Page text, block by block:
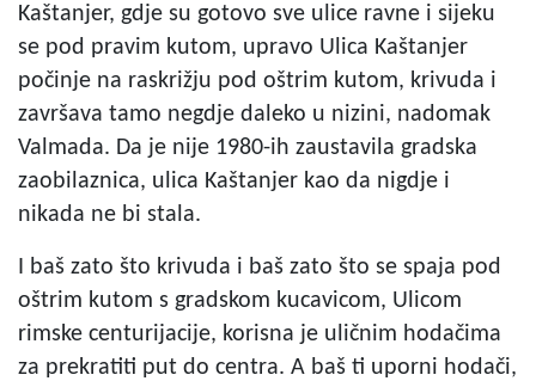
Kaštanjer, gdje su gotovo sve ulice ravne i sijeku
se pod pravim kutom, upravo Ulica Kaštanjer
počinje na raskrižju pod oštrim kutom, krivuda i
završava tamo negdje daleko u nizini, nadomak
Valmada. Da je nije 1980-ih zaustavila gradska
zaobilaznica, ulica Kaštanjer kao da nigdje i
nikada ne bi stala.
I baš zato što krivuda i baš zato što se spaja pod
oštrim kutom s gradskom kucavicom, Ulicom
rimske centurijacije, korisna je uličnim hodačima
za prekratiti put do centra. A baš ti uporni hodači,